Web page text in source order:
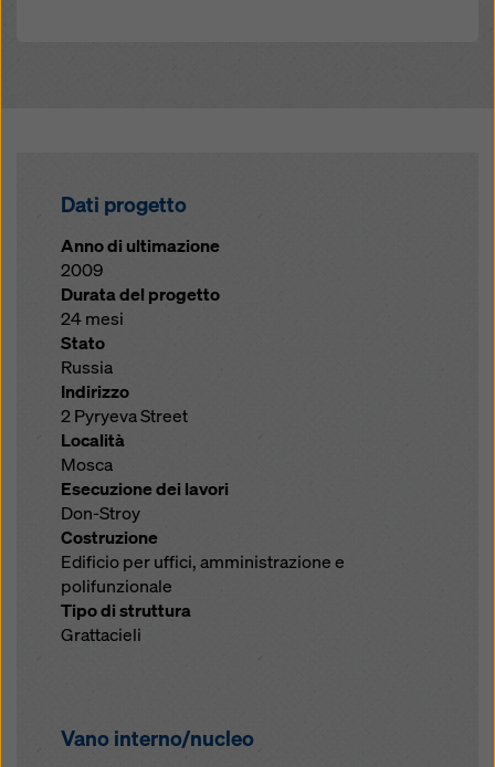
Dati progetto
Anno di ultimazione
2009
Durata del progetto
24 mesi
Stato
Russia
Indirizzo
2 Pyryeva Street
Località
Mosca
Esecuzione dei lavori
Don-Stroy
Costruzione
Edificio per uffici, amministrazione e
polifunzionale
Tipo di struttura
Grattacieli
Vano interno/nucleo